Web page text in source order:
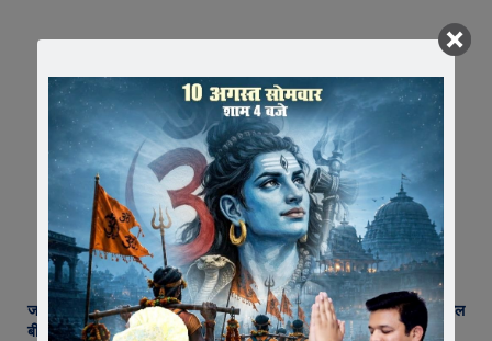
जावरा में किसानों और कांग्रेस का जंगी प्रदर्शन, राजस्व विभाग में भ्रष्टाचार और फसल
बीमा पर जताया आक्रोश